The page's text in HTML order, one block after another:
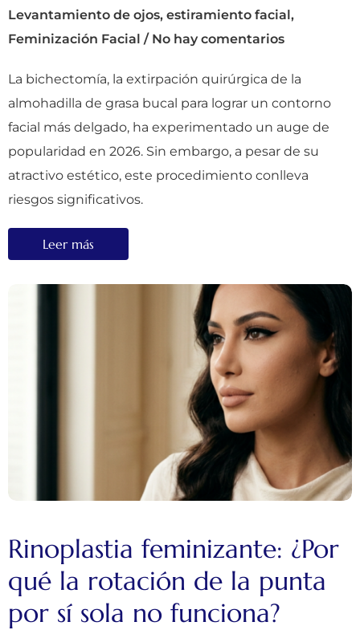
Levantamiento de ojos, estiramiento facial,
Feminización Facial / No hay comentarios
La bichectomía, la extirpación quirúrgica de la
almohadilla de grasa bucal para lograr un contorno
facial más delgado, ha experimentado un auge de
popularidad en 2026. Sin embargo, a pesar de su
atractivo estético, este procedimiento conlleva
riesgos significativos.
Leer más
Rinoplastia feminizante: ¿Por
qué la rotación de la punta
por sí sola no funciona?